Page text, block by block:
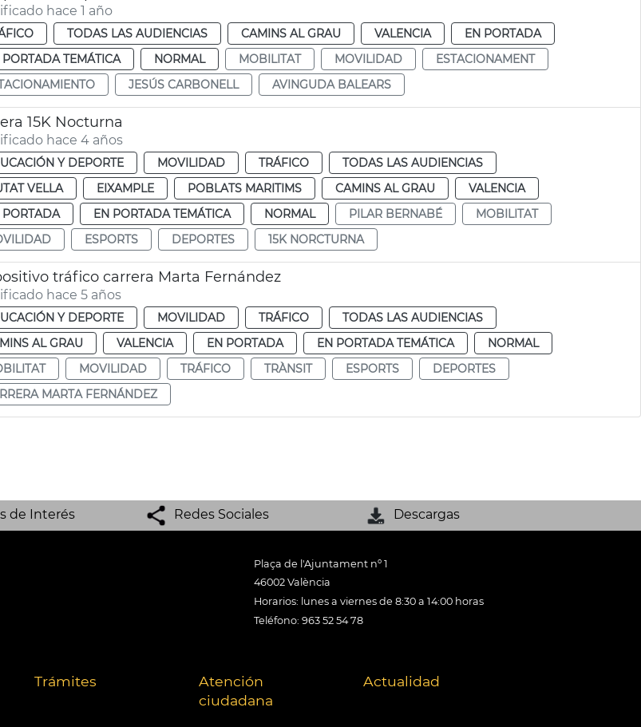
hace 1 año
TODAS LAS AUDIENCIAS CAMINS AL GRAU VALENCIA
EN PORTADA
PORTADA TEMÁTICA
NORMAL MOBILITAT MOVILIDAD
ESTACIONAMENT
JESÚS CARBONELL AVINGUDA BALEARS
15K Nocturna
hace 4 años
Y DEPORTE MOVILIDAD TRÁFICO
TODAS LAS AUDIENCIAS
VELLA
EIXAMPLE POBLATS MARITIMS CAMINS AL GRAU
VALENCIA
PORTADA
EN PORTADA TEMÁTICA NORMAL PILAR BERNABÉ
MOBILITAT
ESPORTS DEPORTES 15K NORCTURNA
tráfico carrera Marta Fernández
hace 5 años
Y DEPORTE MOVILIDAD TRÁFICO
TODAS LAS AUDIENCIAS
AL GRAU
VALENCIA EN PORTADA EN PORTADA TEMÁTICA
NORMAL
MOVILIDAD TRÁFICO TRÀNSIT ESPORTS
DEPORTES
MARTA FERNÁNDEZ
de Interés Redes Sociales Descargas
Plaça de l'Ajuntament nº 1
46002 València
Horarios: lunes a viernes de 8:30 a 14:00 horas
Teléfono: 963 52 54 78
Trámites
Atención
ciudadana
Actualidad